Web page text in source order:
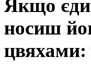
Якщо
носиш
цвяхами: